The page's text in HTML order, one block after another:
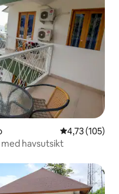
4,73 av 5 i
4,73 (105)
havsutsikt